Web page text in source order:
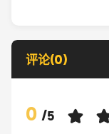
评论(0)
0 /5